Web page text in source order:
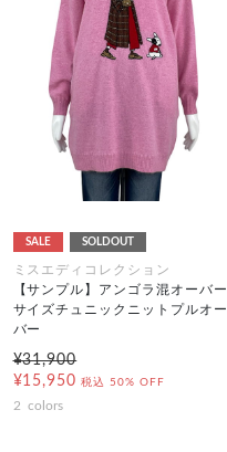
SALE SOLDOUT
ミスエディコレクション
【サンプル】アンゴラ混オーバー
サイズチュニックニットプルオー
バー
¥31,900
¥15,950 税込 50% OFF
2 colors